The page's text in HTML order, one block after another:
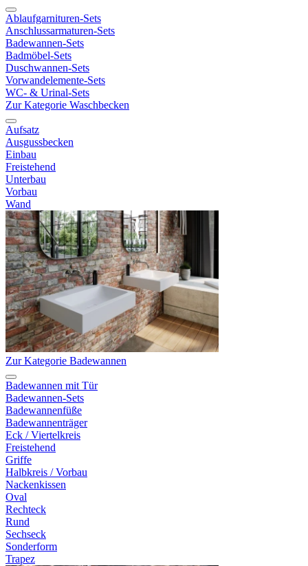
Ablaufgarnituren-Sets
Anschlussarmaturen-Sets
Badewannen-Sets
Badmöbel-Sets
Duschwannen-Sets
Vorwandelemente-Sets
WC- & Urinal-Sets
Zur Kategorie Waschbecken
Aufsatz
Ausgussbecken
Einbau
Freistehend
Unterbau
Vorbau
Wand
Zur Kategorie Badewannen
Badewannen mit Tür
Badewannen-Sets
Badewannenfüße
Badewannenträger
Eck / Viertelkreis
Freistehend
Griffe
Halbkreis / Vorbau
Nackenkissen
Oval
Rechteck
Rund
Sechseck
Sonderform
Trapez